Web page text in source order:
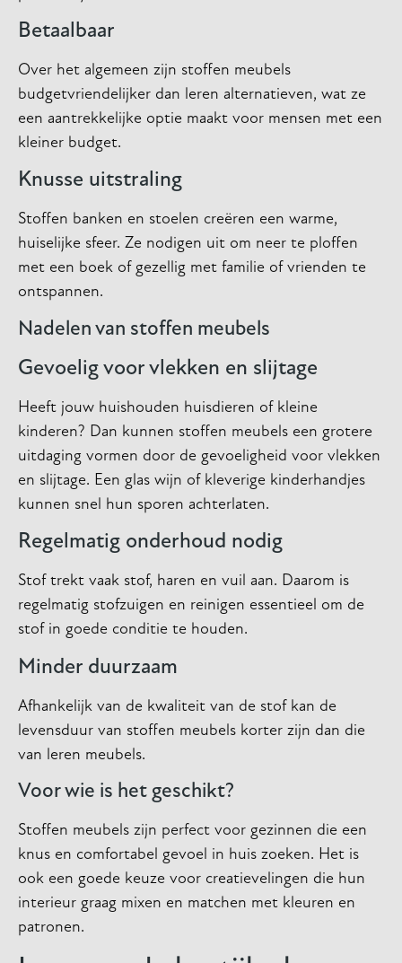
Betaalbaar
Over het algemeen zijn stoffen meubels
budgetvriendelijker dan leren alternatieven, wat ze
een aantrekkelijke optie maakt voor mensen met een
kleiner budget.
Knusse uitstraling
Stoffen banken en stoelen creëren een warme,
huiselijke sfeer. Ze nodigen uit om neer te ploffen
met een boek of gezellig met familie of vrienden te
ontspannen.
Nadelen van stoffen meubels
Gevoelig voor vlekken en slijtage
Heeft jouw huishouden huisdieren of kleine
kinderen? Dan kunnen stoffen meubels een grotere
uitdaging vormen door de gevoeligheid voor vlekken
en slijtage. Een glas wijn of kleverige kinderhandjes
kunnen snel hun sporen achterlaten.
Regelmatig onderhoud nodig
Stof trekt vaak stof, haren en vuil aan. Daarom is
regelmatig stofzuigen en reinigen essentieel om de
stof in goede conditie te houden.
Minder duurzaam
Afhankelijk van de kwaliteit van de stof kan de
levensduur van stoffen meubels korter zijn dan die
van leren meubels.
Voor wie is het geschikt?
Stoffen meubels zijn perfect voor gezinnen die een
knus en comfortabel gevoel in huis zoeken. Het is
ook een goede keuze voor creatievelingen die hun
interieur graag mixen en matchen met kleuren en
patronen.